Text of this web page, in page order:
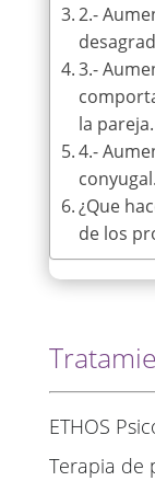
2.-
3.-
la pareja.
4.-
conyugal.
¿Que
de los
ETHOS
Terapia de